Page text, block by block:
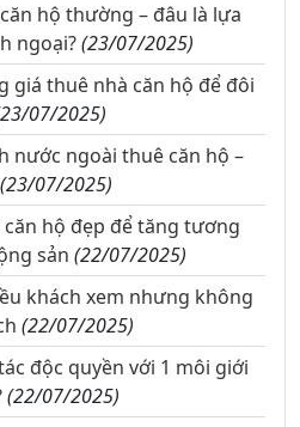
hộ thường – đâu là lựa
ngoại?(23/07/2025)
giá thuê nhà căn hộ để đôi
07/2025)
nước ngoài thuê căn hộ –
(23/07/2025)
hộ đẹp để tăng tương
sản (22/07/2025)
khách xem nhưng không
(22/07/2025)
độc quyền với 1 môi giới
(22/07/2025)